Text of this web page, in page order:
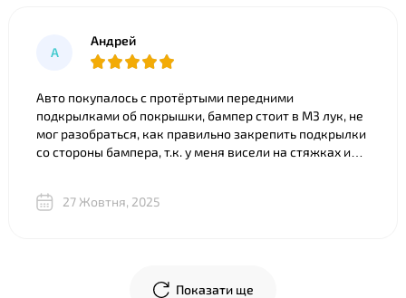
А
Андрей
Авто покупалось с протёртыми передними
подкрылками об покрышки, бампер стоит в M3 лук, не
мог разобраться, как правильно закрепить подкрылки
со стороны бампера, т.к. у меня висели на стяжках и
объяснили, показали разницу между двумя почти
27 Жовтня, 2025
Показати ще